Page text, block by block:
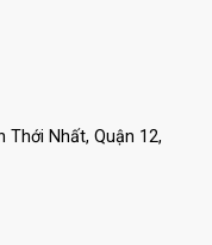
Thới Nhất, Quận 12,